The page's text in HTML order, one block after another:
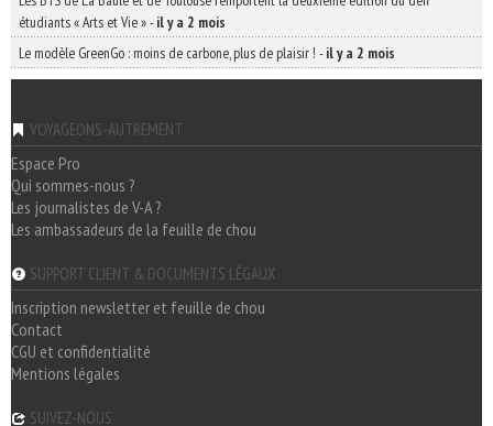
étudiants « Arts et Vie »-il y a 2 mois
Le modèle GreenGo : moins de carbone, plus de plaisir ! -il y a 2 mois
VOYAGEONS-AUTREMENT
Espace Pro
Qui sommes-nous ?
Les journalistes de V-A ?
Les ambassadeurs de la feuille de chou
SUPPORT CLIENT & DOCUMENTS LÉGAUX
Inscription newsletter et feuille de chou
Contact
CGU et confidentialité
Mentions légales
SUIVEZ-NOUS